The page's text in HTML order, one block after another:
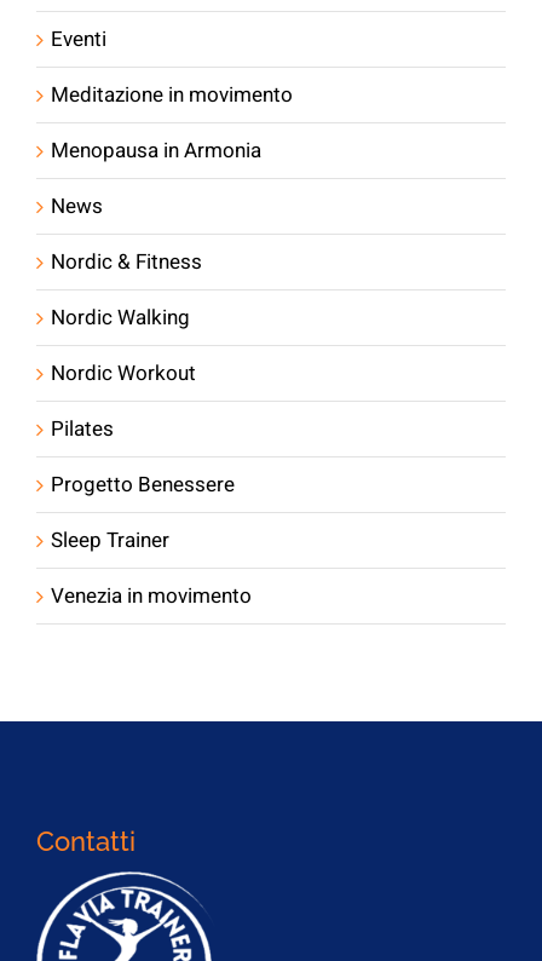
Eventi
Meditazione in movimento
Menopausa in Armonia
News
Nordic & Fitness
Nordic Walking
Nordic Workout
Pilates
Progetto Benessere
Sleep Trainer
Venezia in movimento
Contatti